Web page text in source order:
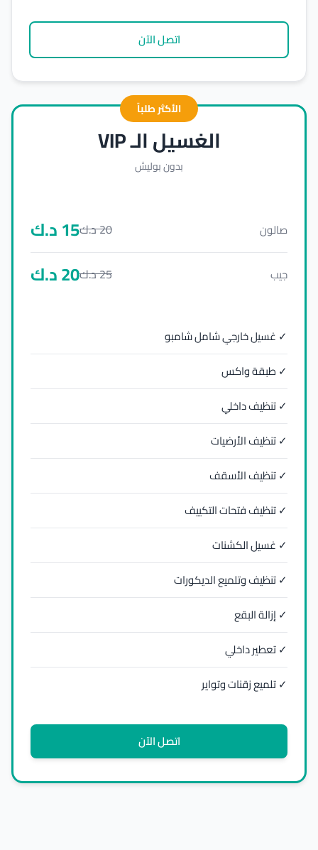
اتصل الآن
الأكثر طلباً
الغسيل الـ VIP
بدون بوليش
صالون 20د.ك15د.ك
جيب 25د.ك20د.ك
✓ غسيل خارجي شامل شامبو
✓ طبقة واكس
✓ تنظيف داخلي
✓ تنظيف الأرضيات
✓ تنظيف الأسقف
✓ تنظيف فتحات التكييف
✓ غسيل الكشنات
✓ تنظيف وتلميع الديكورات
✓ إزالة البقع
✓ تعطير داخلي
✓ تلميع زقنات وتواير
اتصل الآن